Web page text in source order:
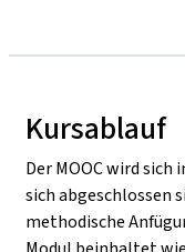
Kursablauf
Der MOOC wird sich
sich abgeschlossen
methodische